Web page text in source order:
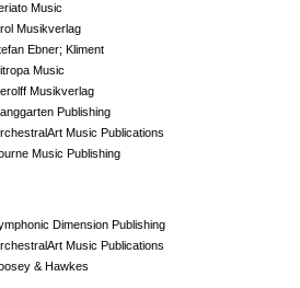
Music
Musikverlag
Ebner; Kliment
Music
Musikverlag
Publishing
Music Publications
Music Publishing
Dimension Publishing
Music Publications
& Hawkes